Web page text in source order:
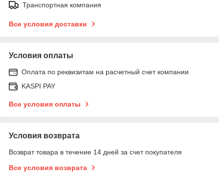
Транспортная компания
Все условия доставки
Условия оплаты
Оплата по реквизитам на расчетный счет компании
KASPI PAY
Все условия оплаты
Условия возврата
Возврат товара в течение 14 дней за счет покупателя
Все условия возврата